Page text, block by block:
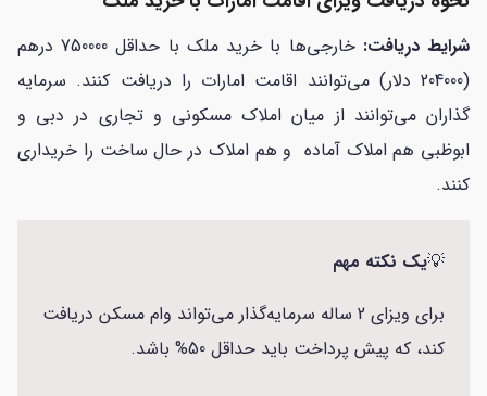
شرایط دریافت:
خارجی‌ها با خرید ملک با حداقل 750000 درهم
(204000 دلار) می‌توانند اقامت امارات را دریافت کنند. سرمایه
گذاران می‌توانند از میان املاک مسکونی و تجاری در دبی و
ابوظبی هم املاک آماده و هم املاک در حال ساخت را خریداری
کنند.
💡یک نکته مهم
برای ویزای 2 ساله سرمایه‌گذار می‌تواند وام مسکن دریافت
کند، که پیش پرداخت باید حداقل 50% باشد.